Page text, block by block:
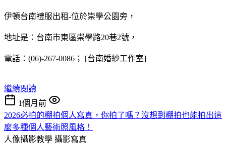
伊頓台南禮服出租-位於崇學公園旁，
地址是：台南市東區崇學路20巷2號，
電話：(06)-267-0086； [台南婚紗工作室]
繼續閱讀
1個月前
2026必拍的棚拍個人寫真，你拍了嗎？沒想到棚拍也能拍出這
麼多種個人藝術照風格！
人像攝影教學 攝影寫真